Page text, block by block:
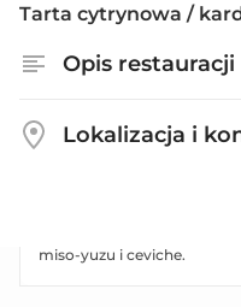
deser sorbet Prosecco.
Polecane restauracje •
miso-yuzu i ceviche.
Tarta cytrynowa /
Opis restauracji
Lokalizacja i